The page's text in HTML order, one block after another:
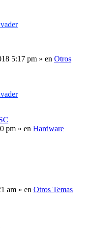
5:17 pm » en Otros
pm » en Hardware
am » en Otros Temas